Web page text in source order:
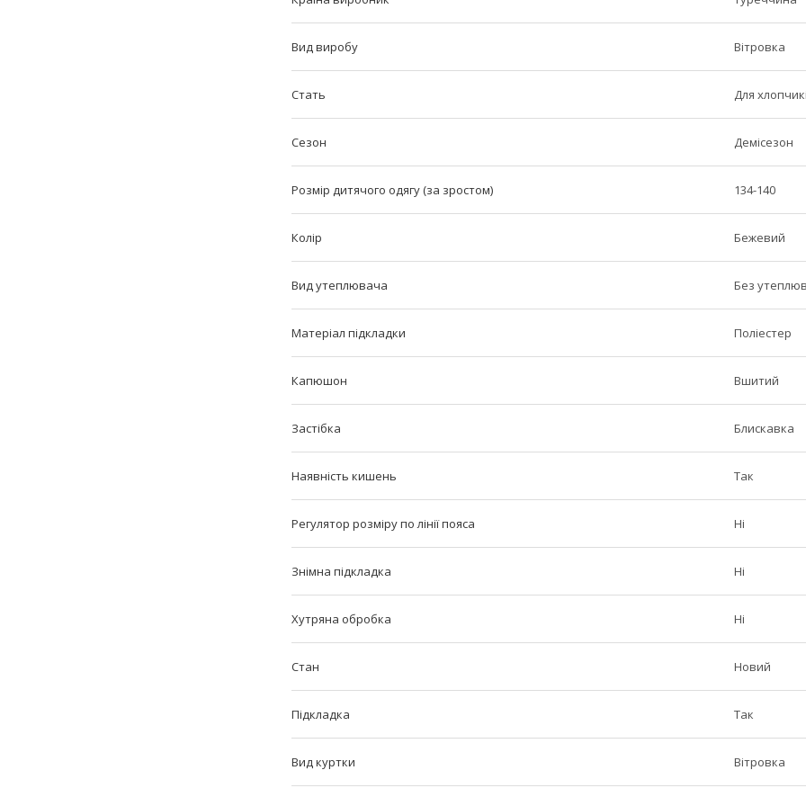
Вид виробу Вітровка
Стать Для
Сезон Демісезон
Розмір дитячого одягу (за зростом) 134-140
Колір Бежевий
Вид утеплювача Без
Матеріал підкладки Поліестер
Капюшон Вшитий
Застібка Блискавка
Наявність кишень Так
Регулятор розміру по лінії пояса Ні
Знімна підкладка Ні
Хутряна обробка Ні
Стан Новий
Підкладка Так
Вид куртки Вітровка